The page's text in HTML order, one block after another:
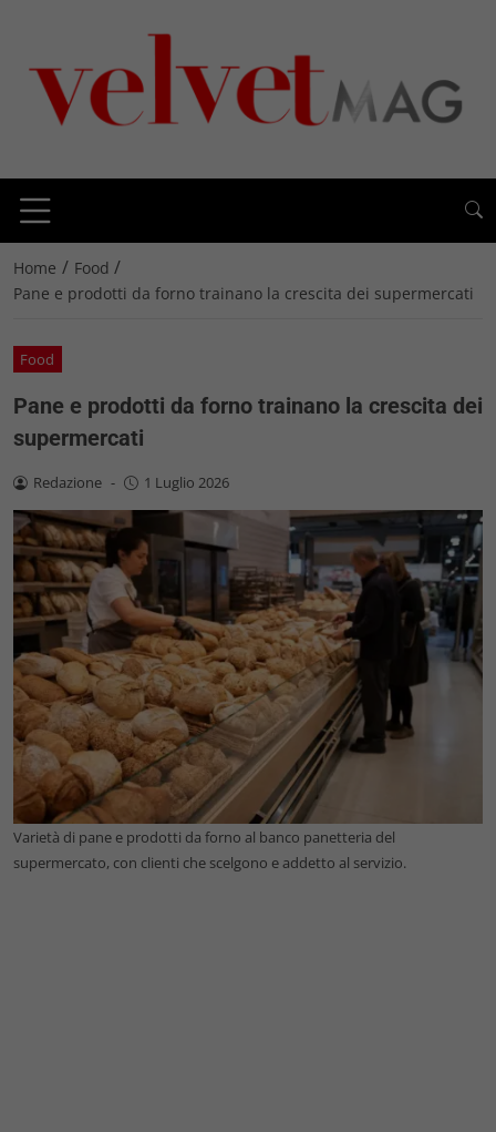
Home / Food /
Pane e prodotti da forno trainano la crescita dei supermercati
Food
Pane e prodotti da forno trainano la crescita dei
supermercati
Redazione - 1 Luglio 2026
Varietà di pane e prodotti da forno al banco panetteria del
supermercato, con clienti che scelgono e addetto al servizio.